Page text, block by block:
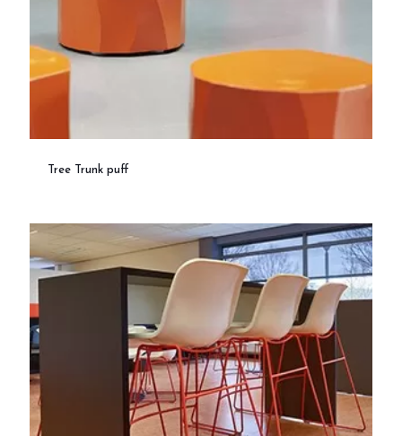
Tree Trunk puff